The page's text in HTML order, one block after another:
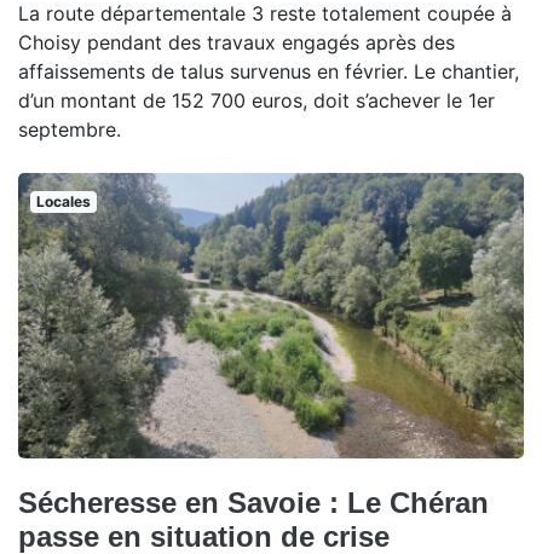
La route départementale 3 reste totalement coupée à
Choisy pendant des travaux engagés après des
affaissements de talus survenus en février. Le chantier,
d’un montant de 152 700 euros, doit s’achever le 1er
septembre.
Locales
Sécheresse en Savoie : Le Chéran
passe en situation de crise